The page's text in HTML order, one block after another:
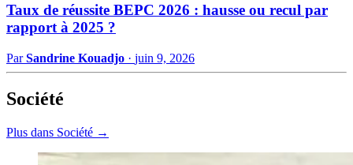
Taux de réussite BEPC 2026 : hausse ou recul par
rapport à 2025 ?
ParSandrine Kouadjo · juin 9, 2026
Société
Plus dans Société →